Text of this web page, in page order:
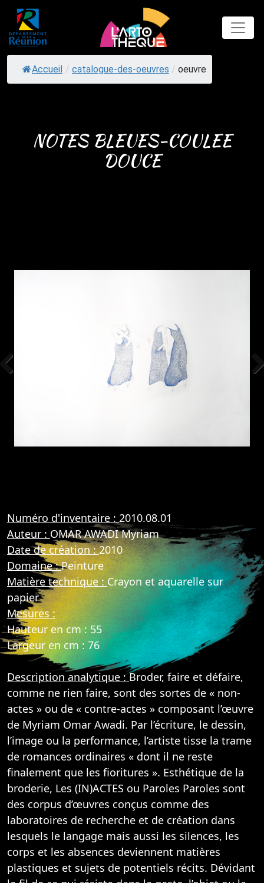
Skip
content
Accueil / catalogue-des-oeuvres / oeuvre
NOTES BLEUES-COULEE
DOUCE
Numéro d'inventaire : 2010.08.01
Auteur : OMAR AWADI Myriam
Date de création :2010
Domaine :Peinture
Matière technique : Crayon et aquarelle sur
papier
Mesures :
Hauteur en cm : 55
Largeur en cm : 76
Description analytique :Broder, faire et défaire,
comme ne rien faire, sont des sortes de « non-
actes » ou de « contre-actes » composant l’œuvre
de Myriam Omar Awadi. Par l’écriture, le dessin,
l’image ou la performance, l’artiste tisse la trame
de romances ordinaires « dont il ne reste
finalement que les fioritures ». Esthétique de la
broderie, Les (IN)ACTES ou Paroles Paroles sont
des corpus d’œuvres conçus comme des
laboratoires de recherche et de création dans
lesquels le langage mais aussi les silences, les
corps et les absences deviennent matières
plastiques et sujets de potentiels récits. Dévidant